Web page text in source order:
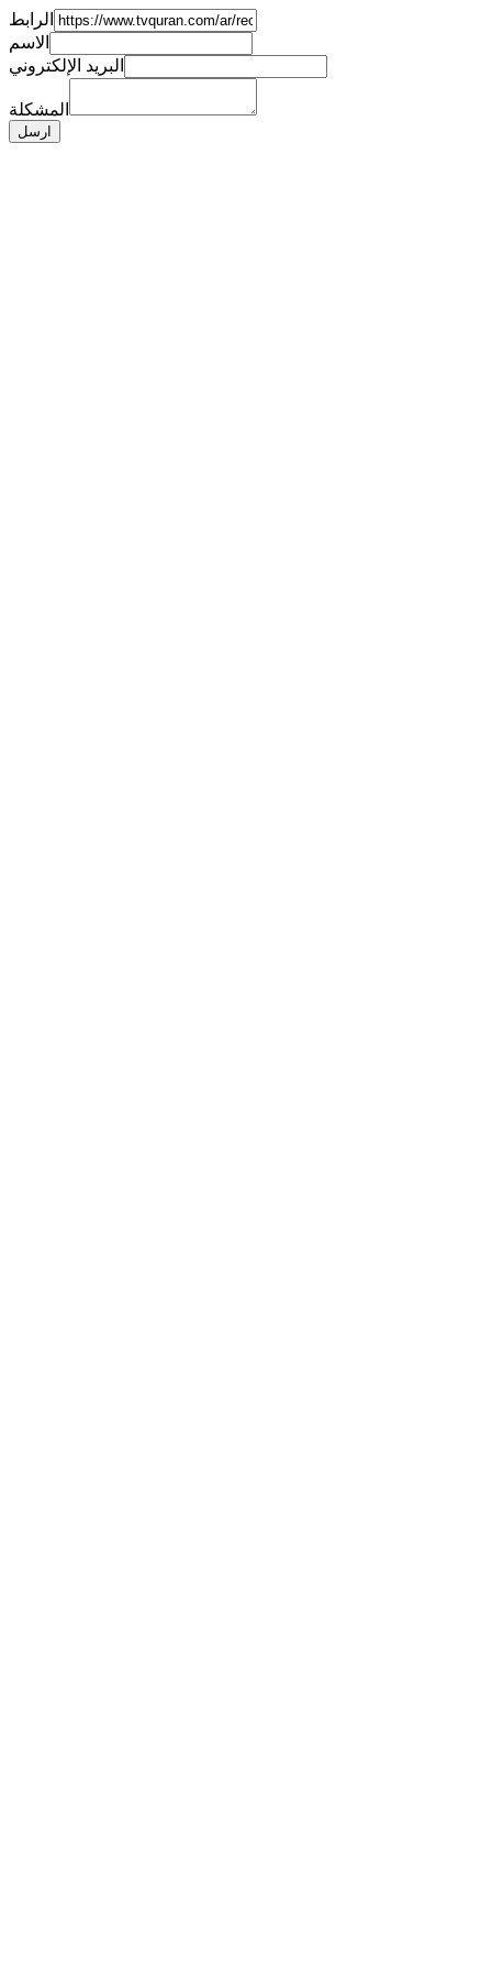
الرابط
الاسم
البريد الإلكتروني
المشكلة
ارسل